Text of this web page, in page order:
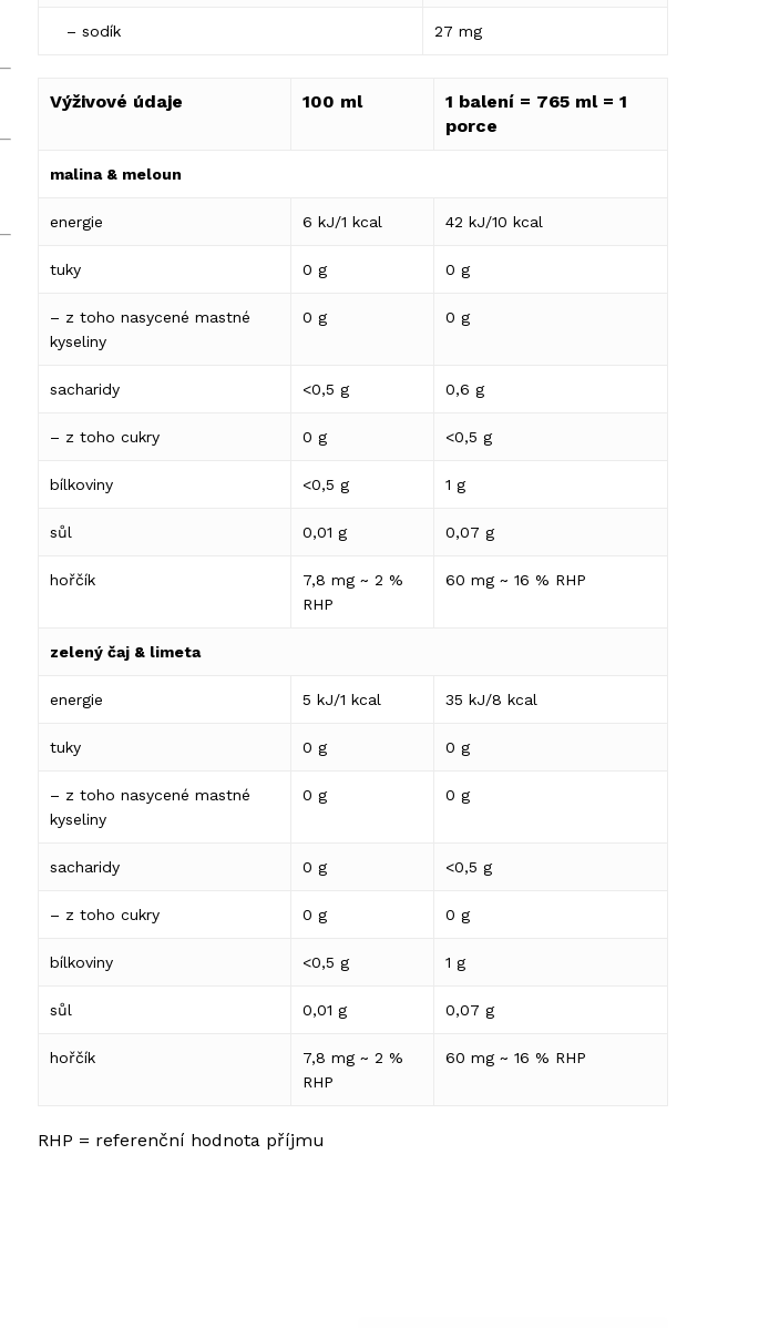
Žádné produkty v košíku.
– sodík 27 mg
Výživové údaje 100 ml
1 balení = 765 ml = 1
porce
malina & meloun
energie 6 kJ/1 kcal 42 kJ/10 kcal
tuky 0 g 0 g
– z toho nasycené mastné
kyseliny
0 g 0 g
sacharidy <0,5 g 0,6 g
– z toho cukry 0 g <0,5 g
bílkoviny <0,5 g 1 g
sůl 0,01 g 0,07 g
hořčík
7,8 mg ~ 2 %
RHP
60 mg ~ 16 % RHP
zelený čaj & limeta
energie 5 kJ/1 kcal 35 kJ/8 kcal
tuky 0 g 0 g
– z toho nasycené mastné
kyseliny
0 g 0 g
sacharidy 0 g <0,5 g
– z toho cukry 0 g 0 g
bílkoviny <0,5 g 1 g
sůl 0,01 g 0,07 g
hořčík
7,8 mg ~ 2 %
RHP
60 mg ~ 16 % RHP
RHP = referenční hodnota příjmu